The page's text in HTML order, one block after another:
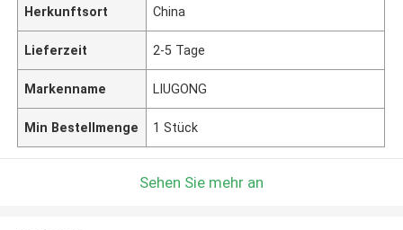
Herkunftsort China
Lieferzeit 2-5 Tage
Markenname LIUGONG
Min Bestellmenge 1 Stück
Sehen Sie mehr an